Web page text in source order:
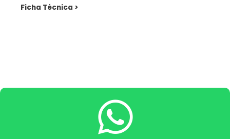
Ficha Técnica >